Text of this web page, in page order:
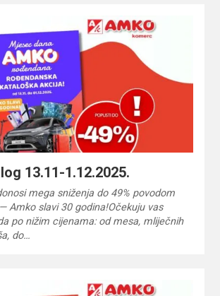
13.11-1.12.2025.
mega sniženja do 49% povodom
Amko slavi 30 godina!Očekuju vas
po nižim cijenama: od mesa, mliječnih
do…